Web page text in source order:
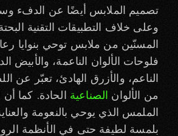
تصميم الملابس أيضًا عن الدفء
وعلى خلاف التطبيقات التقنية
المسنّين من ملابس توحي بنوايا
فلوحات الألوان الناعمة، والأبيض
الناعم، والأزرق الهادئ، تعبّر عن
من الألوان الصناعية الحادة. كما
الملمس الذي يوحي بالنعومة
بلمسة لطيفة حتى في الأنظمة